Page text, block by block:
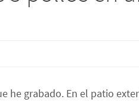
he grabado. En el patio